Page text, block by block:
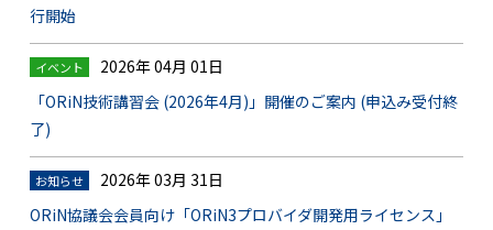
行開始
イベント
2026年 04月 01日
「ORiN技術講習会 (2026年4月)」開催のご案内 (申込み受付終
了)
お知らせ
2026年 03月 31日
ORiN協議会会員向け「ORiN3プロバイダ開発用ライセンス」